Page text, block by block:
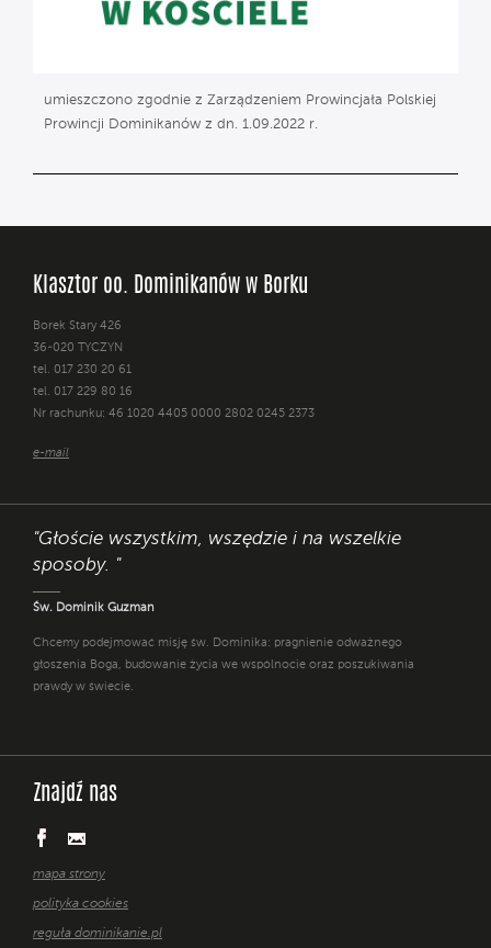
umieszczono zgodnie z Zarządzeniem Prowincjała Polskiej
Prowincji Dominikanów z dn. 1.09.2022 r.
Klasztor oo. Dominikanów w Borku
Borek Stary 426
36-020 TYCZYN
tel. 017 230 20 61
tel. 017 229 80 16
Nr rachunku: 46 1020 4405 0000 2802 0245 2373
e-mail
"Głoście wszystkim, wszędzie i na wszelkie
sposoby. "
Św. Dominik Guzman
Chcemy podejmować misję św. Dominika: pragnienie odważnego
głoszenia Boga, budowanie życia we wspólnocie oraz poszukiwania
prawdy w świecie.
Znajdź nas
mapa strony
polityka cookies
reguła dominikanie.pl